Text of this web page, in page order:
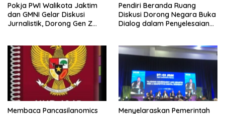
Pokja PWI Walikota Jaktim
dan GMNI Gelar Diskusi
Jurnalistik, Dorong Gen Z
Pendiri Beranda Ruang
Diskusi Dorong Negara Buka
Dialog dalam Penyelesaian
Membaca Pancasilanomics
Menyelaraskan Pemerintah